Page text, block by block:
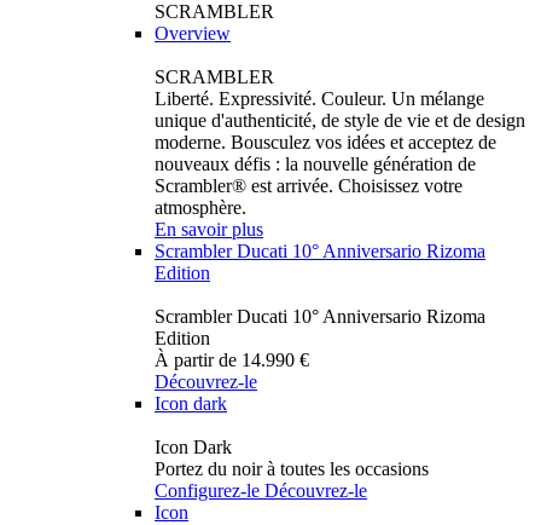
SCRAMBLER
Overview
SCRAMBLER
Liberté. Expressivité. Couleur. Un mélange
unique d'authenticité, de style de vie et de design
moderne. Bousculez vos idées et acceptez de
nouveaux défis : la nouvelle génération de
Scrambler® est arrivée. Choisissez votre
atmosphère.
En savoir plus
Scrambler Ducati 10° Anniversario Rizoma
Edition
Scrambler Ducati 10° Anniversario Rizoma
Edition
À partir de 14.990 €
Découvrez-le
Icon dark
Icon Dark
Portez du noir à toutes les occasions
Configurez-le Découvrez-le
Icon